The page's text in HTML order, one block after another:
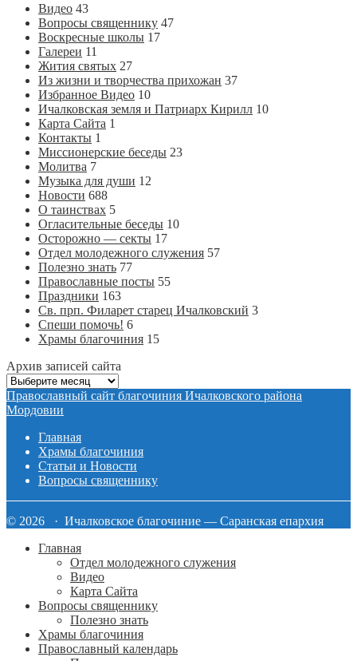
Видео 43
Вопросы священнику 47
Воскресные школы 17
Галереи 11
Жития святых 27
Из жизни и творчества прихожан 37
Избранное Видео 10
Ичалковская земля и Патриарх Кирилл 10
Карта Сайта 1
Контакты 1
Миссионерские беседы 23
Молитва 7
Музыка для души 12
Новости 688
О таинствах 5
Огласительные беседы 10
Осторожно — секты 17
Отдел молодежного служения 57
Полезно знать 77
Православные посты 55
Праздники 163
Св. прп. Филарет старец Ичалковский 3
Спеши помочь! 6
Храмы благочиния 15
Архив записей сайта
Архив
записей
сайта
Православный сайт благочиния Ичалковского района
Мордовии
Главная
Храмы благочиния
Статьи и Новости
Вопросы священнику
© 2026 · Ичалковское благочиние — Саранская епархия
Главная
Отдел молодежного служения
Видео
Карта Сайта
Вопросы священнику
Полезно знать
Храмы благочиния
Православный календарь